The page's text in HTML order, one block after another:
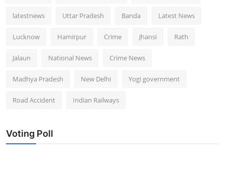
latestnews Uttar Pradesh Banda Latest News
Lucknow Hamirpur Crime Jhansi Rath
Jalaun National News Crime News
Madhya Pradesh New Delhi Yogi government
Road Accident Indian Railways
Voting Poll